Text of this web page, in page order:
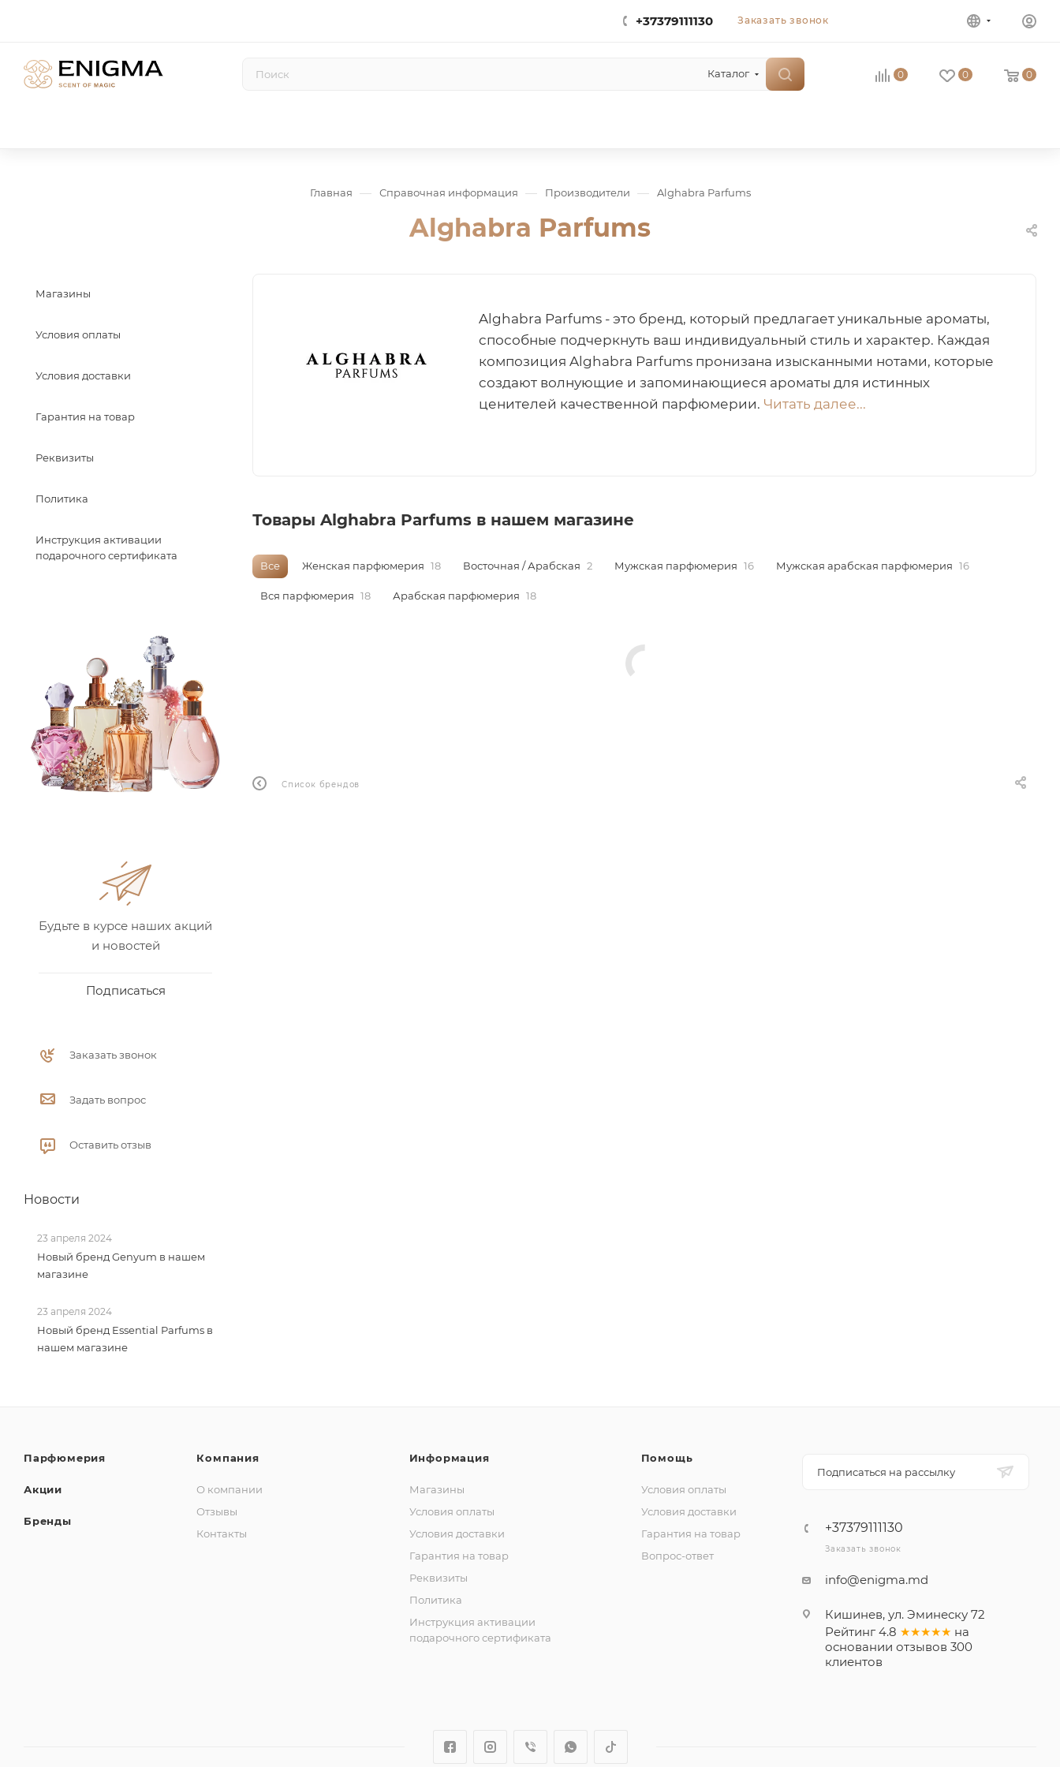
+37379111130 Заказать звонок
Каталог 0 0 0
Главная — Справочная информация — Производители — Alghabra Parfums
Alghabra Parfums
Alghabra Parfums - это бренд, который предлагает уникальные ароматы,
способные подчеркнуть ваш индивидуальный стиль и характер. Каждая
композиция Alghabra Parfums пронизана изысканными нотами, которые
создают волнующие и запоминающиеся ароматы для истинных
ценителей качественной парфюмерии. Читать далее...
Товары Alghabra Parfums в нашем магазине
Все Женская парфюмерия 18 Восточная / Арабская 2 Мужская парфюмерия 16 Мужская арабская парфюмерия 16
Вся парфюмерия 18 Арабская парфюмерия 18
Список брендов
Магазины
Условия оплаты
Условия доставки
Гарантия на товар
Реквизиты
Политика
Инструкция активации
подарочного сертификата
Будьте в курсе наших акций
и новостей
Подписаться
Заказать звонок
Задать вопрос
Оставить отзыв
Новости
23 апреля 2024
Новый бренд Genyum в нашем
магазине
23 апреля 2024
Новый бренд Essential Parfums в
нашем магазине
Парфюмерия
Акции
Бренды
Компания
О компании
Отзывы
Контакты
Информация
Магазины
Условия оплаты
Условия доставки
Гарантия на товар
Реквизиты
Политика
Инструкция активации
подарочного сертификата
Помощь
Условия оплаты
Условия доставки
Гарантия на товар
Вопрос-ответ
Подписаться на рассылку
+37379111130
Заказать звонок
info@enigma.md
Кишинев, ул. Эминеску 72
Рейтинг 4.8 ★★★★★ на
основании отзывов 300
клиентов